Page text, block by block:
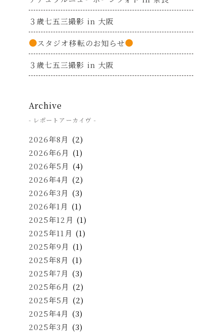
３歳七五三撮影 in 大阪
スタジオ移転のお知らせ
３歳七五三撮影 in 大阪
Archive
- レポートアーカイヴ -
2026年8月 (2)
2026年6月 (1)
2026年5月 (4)
2026年4月 (2)
2026年3月 (3)
2026年1月 (1)
2025年12月 (1)
2025年11月 (1)
2025年9月 (1)
2025年8月 (1)
2025年7月 (3)
2025年6月 (2)
2025年5月 (2)
2025年4月 (3)
2025年3月 (3)